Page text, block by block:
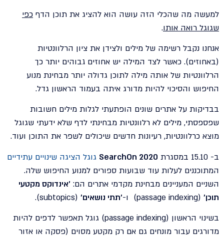
למעשה מה שהכלי הזה עושה הוא להציג את תוכן הדף כפי
שגוגל רואה אותו.
אנחנו נקבל רשימה של מילים ולצידן את ציון הרלוונטיות
(באחוזים). כאשר לצד המילה יש אחוזים גבוהים יותר כך
הרלוונטיות של אותה מילה לתוכן גדולה יותר מבחינת מנוע
החיפוש והסיכוי להיות מדורג איתה בעמוד הראשון גדל.
בבדיקות על אתרים שונים הופתעתי לגלות מילים חשובות
שפספסתי, מילים לא רלוונטיות מבחינתי לדף שלא ידעתי שגוגל
מוצא כרלוונטיות, רעיונות חדשים שיכולים לשפר את התוכן ועוד.
ב- 15.10 במסגרת
SearchOn 2020 גוגל הציגה שינויים עתידיים
המתוכננים לעלות עוד שבועות ספורים למנוע החיפוש שלה.
השניים המעניינים מבחינת מקדמי אתרים הם: 'אינדוקס מקטעי
תוכן' (passage indexing) ו- 'תתי נושאים' (subtopics).
בשינוי הראשון (passage indexing) גוגל תאפשר לדפים להיות
מדורגים עבור מונחים גם אם רק מקטע מסוים (פסקה או אזור